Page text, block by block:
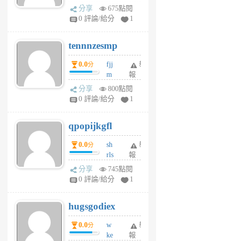
sg
sr
6
個
月
前
分享
675點閱
0 評論/給分
1
tennnzesmp
0.0分
fjj
m
w
rs
6
個
月
前
舉
報
分享
800點閱
0 評論/給分
1
qpopijkgfl
0.0分
sh
rls
k
m
6
個
月
前
舉
報
分享
745點閱
0 評論/給分
1
hugsgodiex
0.0分
w
ke
舉
報